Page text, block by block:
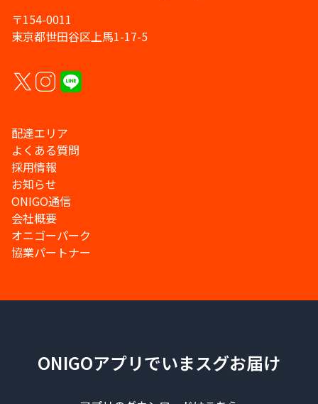
〒154-0011
東京都世田谷区上馬1-17-5
配達エリア
よくある質問
採用情報
お知らせ
ONIGO通信
会社概要
オニゴーパーク
協業パートナー
ONIGOアプリでいまスグお届け